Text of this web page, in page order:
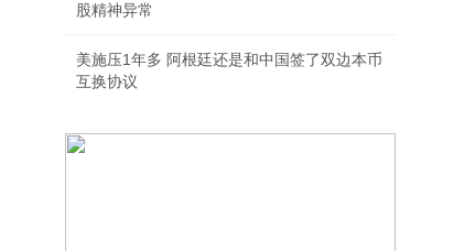
股精神异常
美施压1年多 阿根廷还是和中国签了双边本币
互换协议